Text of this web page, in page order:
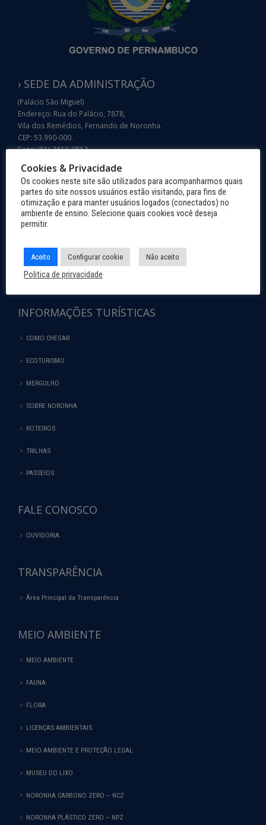
› SEDE DA ADMINISTRAÇÃO
(Palácio São Miguel)
Endereço: Rua do Palácio, 7878,
Vila dos Remédios, Fernando de Noronha.
CEP: 53.990-000.
Fone: (81) 3619-0812
› ESCRITÓRIO DE APOIO
(Recife)
Endereço: Av. Rio Capibaribe, 147,
São José, Recife.
E-mail: noronha@noronha.pe.gov.br
› CNPJ: 40.817.926/0001-99
INFORMAÇÕES TURÍSTICAS
COMO CHEGAR
ECOTURISMO
MERGULHO
SOBRE NORONHA
ROTEIROS
TRILHAS
PASSEIOS
FALE CONOSCO
OUVIDORIA
TRANSPARÊNCIA
Área Principal da Transparência
MEIO AMBIENTE
MEIO AMBIENTE
FAUNA
FLORA
LICENÇAS AMBIENTAIS
MEIO AMBIENTE E PROTEÇÃO LEGAL
MUSEU DO LIXO
NORONHA CARBONO ZERO – NCZ
NORONHA PLÁSTICO ZERO – NPZ
Cookies & Privacidade
Os cookies neste site são utilizados para acompanharmos quais
partes do site nossos usuários estão visitando, para fins de
otimização e para manter usuários logados (conectados) no
ambiente de ensino. Selecione quais cookies você deseja
permitir.
Aceito Configurar cookie Não aceito
Politica de prirvacidade